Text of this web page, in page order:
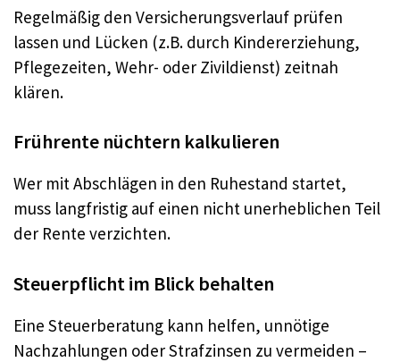
Regelmäßig den Versicherungsverlauf prüfen
lassen und Lücken (z.B. durch Kindererziehung,
Pflegezeiten, Wehr- oder Zivildienst) zeitnah
klären.
Frührente nüchtern kalkulieren
Wer mit Abschlägen in den Ruhestand startet,
muss langfristig auf einen nicht unerheblichen Teil
der Rente verzichten.
Steuerpflicht im Blick behalten
Eine Steuerberatung kann helfen, unnötige
Nachzahlungen oder Strafzinsen zu vermeiden –